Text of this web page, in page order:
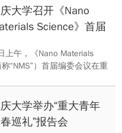
大学召开《Nano
Science》首届
上午，《Nano Materials
“NMS”）首届编委会议在重
大学魏悦广院士，来自海内
委代表等参加了会议。
大学举办“重大青年
巡礼”报告会